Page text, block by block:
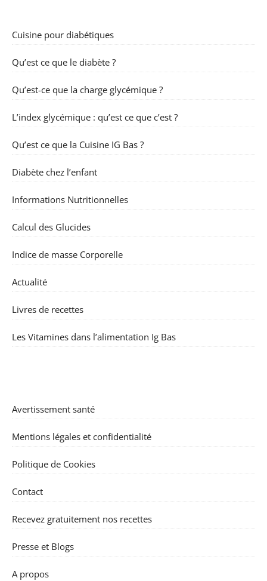
Cuisine pour diabétiques
Qu’est ce que le diabète ?
Qu’est-ce que la charge glycémique ?
L’index glycémique : qu’est ce que c’est ?
Qu’est ce que la Cuisine IG Bas ?
Diabète chez l’enfant
Informations Nutritionnelles
Calcul des Glucides
Indice de masse Corporelle
Actualité
Livres de recettes
Les Vitamines dans l’alimentation Ig Bas
Avertissement santé
Mentions légales et confidentialité
Politique de Cookies
Contact
Recevez gratuitement nos recettes
Presse et Blogs
A propos